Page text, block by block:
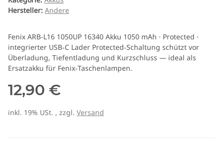
Hersteller: Andere
Fenix ARB‑L16 1050UP 16340 Akku 1050 mAh · Protected ·
integrierter USB‑C Lader Protected‑Schaltung schützt vor
Überladung, Tiefentladung und Kurzschluss — ideal als
Ersatzakku für Fenix‑Taschenlampen.
12,90 €
inkl. 19% USt. , zzgl. Versand